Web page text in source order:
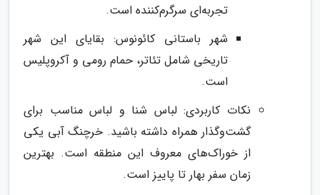
تجربه‌ای سرگرم‌کننده است.
شهر باستانی کائونوس: بقایای این شهر
تاریخی شامل تئاتر، حمام رومی و آکروپلیس
است.
نکات کاربردی: لباس شنا و لباس مناسب برای
گشت‌وگذار همراه داشته باشید. خرچنگ آبی یکی
از خوراک‌های معروف این منطقه است. بهترین
زمان سفر بهار تا پاییز است.